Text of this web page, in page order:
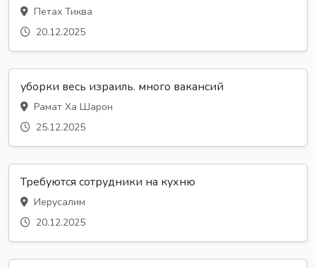
Петах Тиква
20.12.2025
уборки весь израиль. много вакансий
Рамат Ха Шарон
25.12.2025
Требуются сотрудники на кухню
Иерусалим
20.12.2025